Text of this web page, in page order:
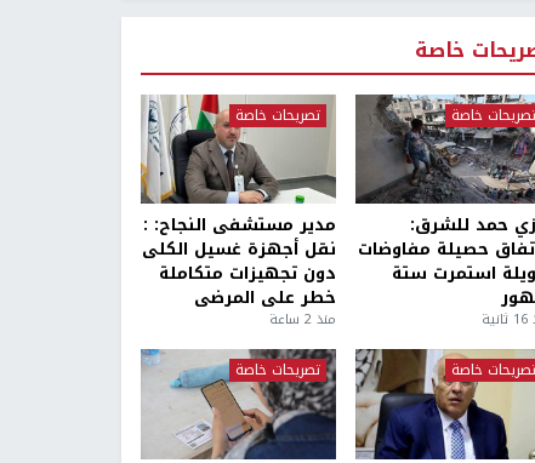
خاصة
تصريحات خاصة
حمد للشرق:
حصيلة مفاوضات
استمرت ستة
تصريحات خاصة
مدير مستشفى النجاح: :
نقل أجهزة غسيل الكلى
دون تجهيزات متكاملة
خطر على المرضى
منذ 2 ساعة
تصريحات خاصة تصريحات خاصة